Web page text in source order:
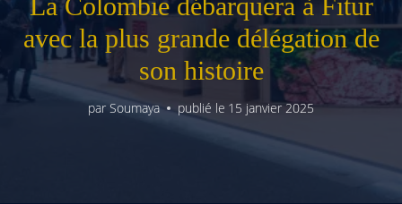
avec la plus grande délégation de
son histoire
parSoumaya publié le 15 janvier 2025